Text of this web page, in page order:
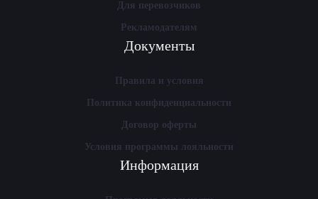
Для перевозчиков
Рекламодателям
Документы
Правила и условия
Политика конфиденциальности
Договор оферты
Условия программы лояльности
Информация